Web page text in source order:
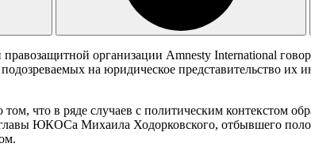
организации Amnesty International
на юридическое представительство
что в ряде случаев с политическим контекстом
ЮКОСа Михаила Ходорковского, отбывшего